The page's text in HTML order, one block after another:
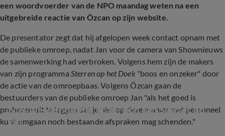
een woordvoerder van de NPO maandag weten na een
uitgebreide reactie van Özcan op zijn website.
De presentator zegt dat hij afgelopen week contact opnam met
de publieke omroep, nadat Jan voor de camera van Shownieuws
de samenwerking had verbroken. Volgens hem zijn de makers
van zijn programma Sterren op het Doek"boos en onzeker" door
de actie van de omroepbaas. Volgens Özcan gaan de
bestuurders van de publieke omroep Jan "als het goed is
proberen uit te leggen dat je niet op deze manier met personeel
kunt omgaan noch bestaande afspraken mag schenden."
Nieuwe wending in soap rond Jan Slagter en
Eus